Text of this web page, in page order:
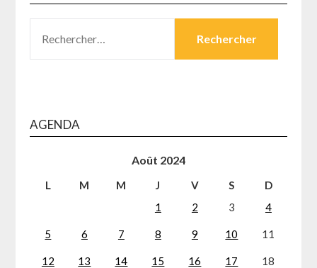
AGENDA
Août 2024
L M M J V S
D
1
2 3 4
5 6 7 8 9 10 11
12 13 14 15 16 17 18